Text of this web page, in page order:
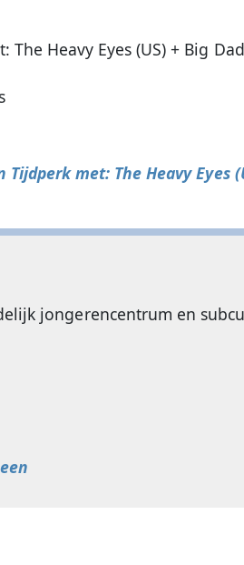
The Heavy Eyes (US) + Big
Tijdperk met: The Heavy Eyes
jongerencentrum en